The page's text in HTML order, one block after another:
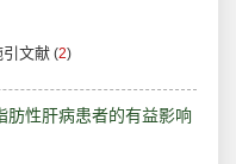
引文献 (2)
肪性肝病患者的有益影响